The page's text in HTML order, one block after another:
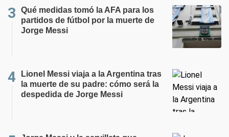
Qué medidas tomó la AFA para los
partidos de fútbol por la muerte de
Jorge Messi
Lionel Messi viaja a la Argentina tras
la muerte de su padre: cómo será la
despedida de Jorge Messi